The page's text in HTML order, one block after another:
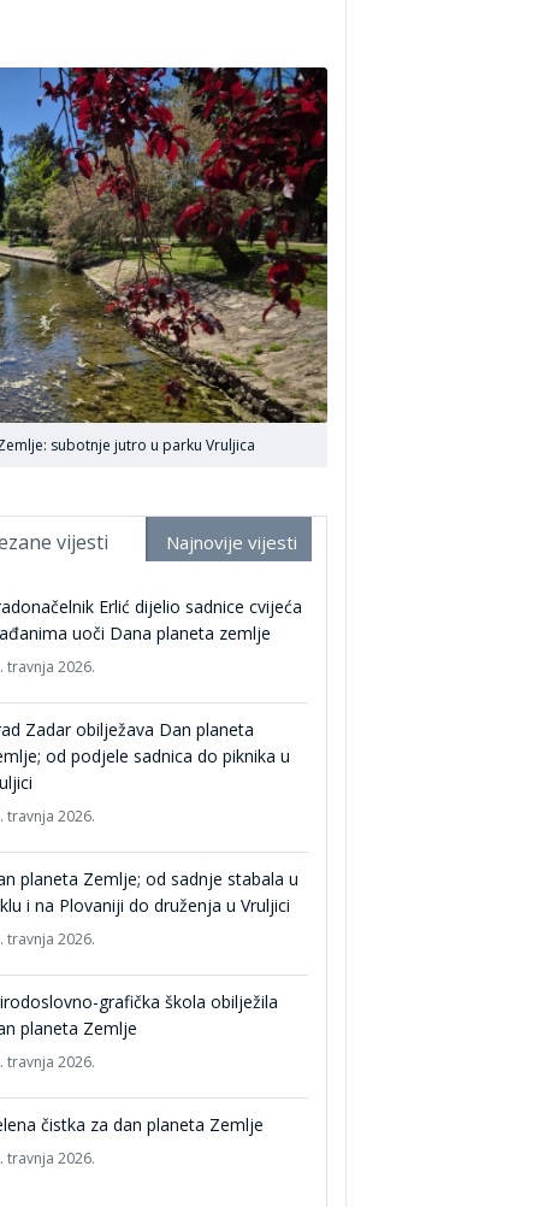
subotnje jutro u parku Vruljica
vijesti Najnovije vijesti
Erlić dijelio sadnice cvijeća
uoči Dana planeta zemlje
travnja 2026.
Zadar obilježava Dan planeta
od podjele sadnica do piknika u
travnja 2026.
planeta Zemlje; od sadnje stabala u
i na Plovaniji do druženja u Vruljici
travnja 2026.
grafička škola obilježila
planeta Zemlje
travnja 2026.
čistka za dan planeta Zemlje
travnja 2026.